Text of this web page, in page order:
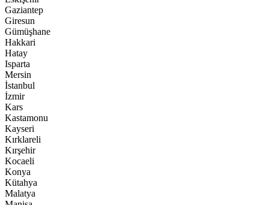
Gaziantep
Giresun
Gümüşhane
Hakkari
Hatay
Isparta
Mersin
İstanbul
İzmir
Kars
Kastamonu
Kayseri
Kırklareli
Kırşehir
Kocaeli
Konya
Kütahya
Malatya